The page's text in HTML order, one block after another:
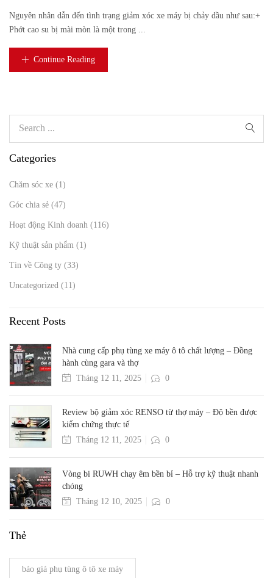
Nguyên nhân dẫn đến tình trạng giảm xóc xe máy bị chảy dầu như sau:+
Phớt cao su bị mài mòn là một trong ...
Continue Reading
Categories
Chăm sóc xe (1)
Góc chia sẻ (47)
Hoạt động Kinh doanh (116)
Kỹ thuật sản phẩm (1)
Tin về Công ty (33)
Uncategorized (11)
Recent Posts
Nhà cung cấp phụ tùng xe máy ô tô chất lượng – Đồng
hành cùng gara và thợ
Tháng 12 11, 2025
0
Review bộ giảm xóc RENSO từ thợ máy – Độ bền được
kiểm chứng thực tế
Tháng 12 11, 2025
0
Vòng bi RUWH chạy êm bền bỉ – Hỗ trợ kỹ thuật nhanh
chóng
Tháng 12 10, 2025
0
Thẻ
báo giá phụ tùng ô tô xe máy